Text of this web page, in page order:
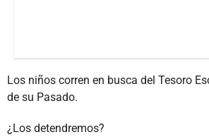
Los niños corren en busca del Tesoro
de su Pasado.
¿Los detendremos?